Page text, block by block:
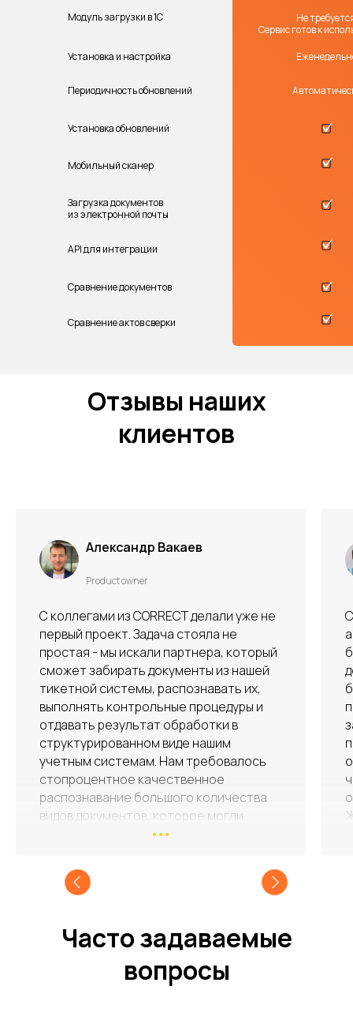
Установка и настройка
Периодичность обновлений
Загрузка документов
из электронной почты
Установка обновлений
Модуль загрузки в 1С
Мобильный сканер
API для интеграции
Сравнение документов
Сравнение актов сверки
Не
Сервис готов к
Отзывы наших
клиентов
Ирина Басова
бизнес-аналитик
С CORRECT работали над проектом
автоматизации проверки реквизитов
бухгалтерских и юридических
документов. Партнеры проделали
большую работу, проявили высокий
профессионализм, качество и
заинтересованность в результате
проекта. Всегда были готовы помочь,
оперативно реагировали на инциденты,
часто работали на опережение. Было
очень приятно сотрудничать с ними.
Ждем новых совместных проектов.
Хочется пожелать удачи, развития,
партнеров.
Часто задаваемые
вопросы